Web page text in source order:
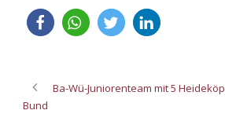
Ba-Wü-Juniorenteam mit 5
Bund